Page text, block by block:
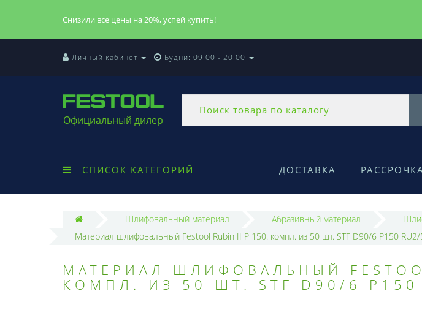
Снизили все цены на 20%, успей купить!
Личный кабинет Будни: 09:00 - 20:00
Официальный дилер
СПИСОК КАТЕГОРИЙ ДОСТАВКА
Шлифовальный материал Абразивный материал
Материал шлифовальный Festool Rubin II P 150. компл. из 50 шт. STF D90/6 P150
МАТЕРИАЛ ШЛИФОВАЛЬНЫЙ
КОМПЛ. ИЗ 50 ШТ. STF D90/6 P150